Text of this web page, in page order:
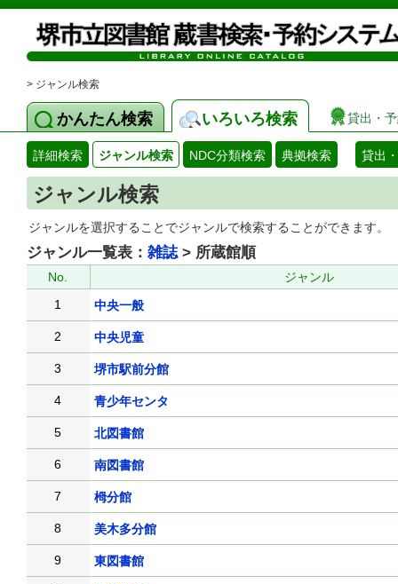
> ジャンル検索
かんたん検索 いろいろ検索 貸出・
詳細検索 ジャンル検索 NDC分類検索 典拠検索 貸出
ジャンル検索
ジャンルを選択することでジャンルで検索することができます。
ジャンル一覧表： 雑誌> 所蔵館順
No.
ジャンル
1
中央一般
2 中央児童
3 堺市駅前分館
4 青少年センタ
5 北図書館
6 南図書館
7 栂分館
8 美木多分館
9 東図書館